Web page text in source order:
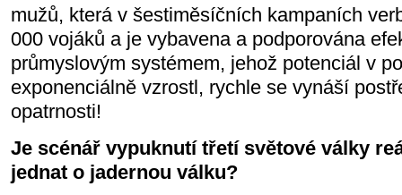
mužů, která v šestiměsíčních kampaních
000 vojáků a je vybavena a podporována
průmyslovým systémem, jehož potenciál v
exponenciálně vzrostl, rychle se vynáší
opatrnosti!
Je scénář vypuknutí třetí světové války
jednat o jadernou válku?